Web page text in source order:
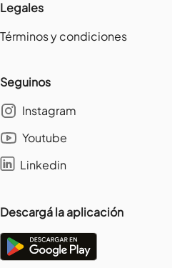
Legales
Términos y condiciones
Seguinos
Instagram
Youtube
Linkedin
Descargá la aplicación